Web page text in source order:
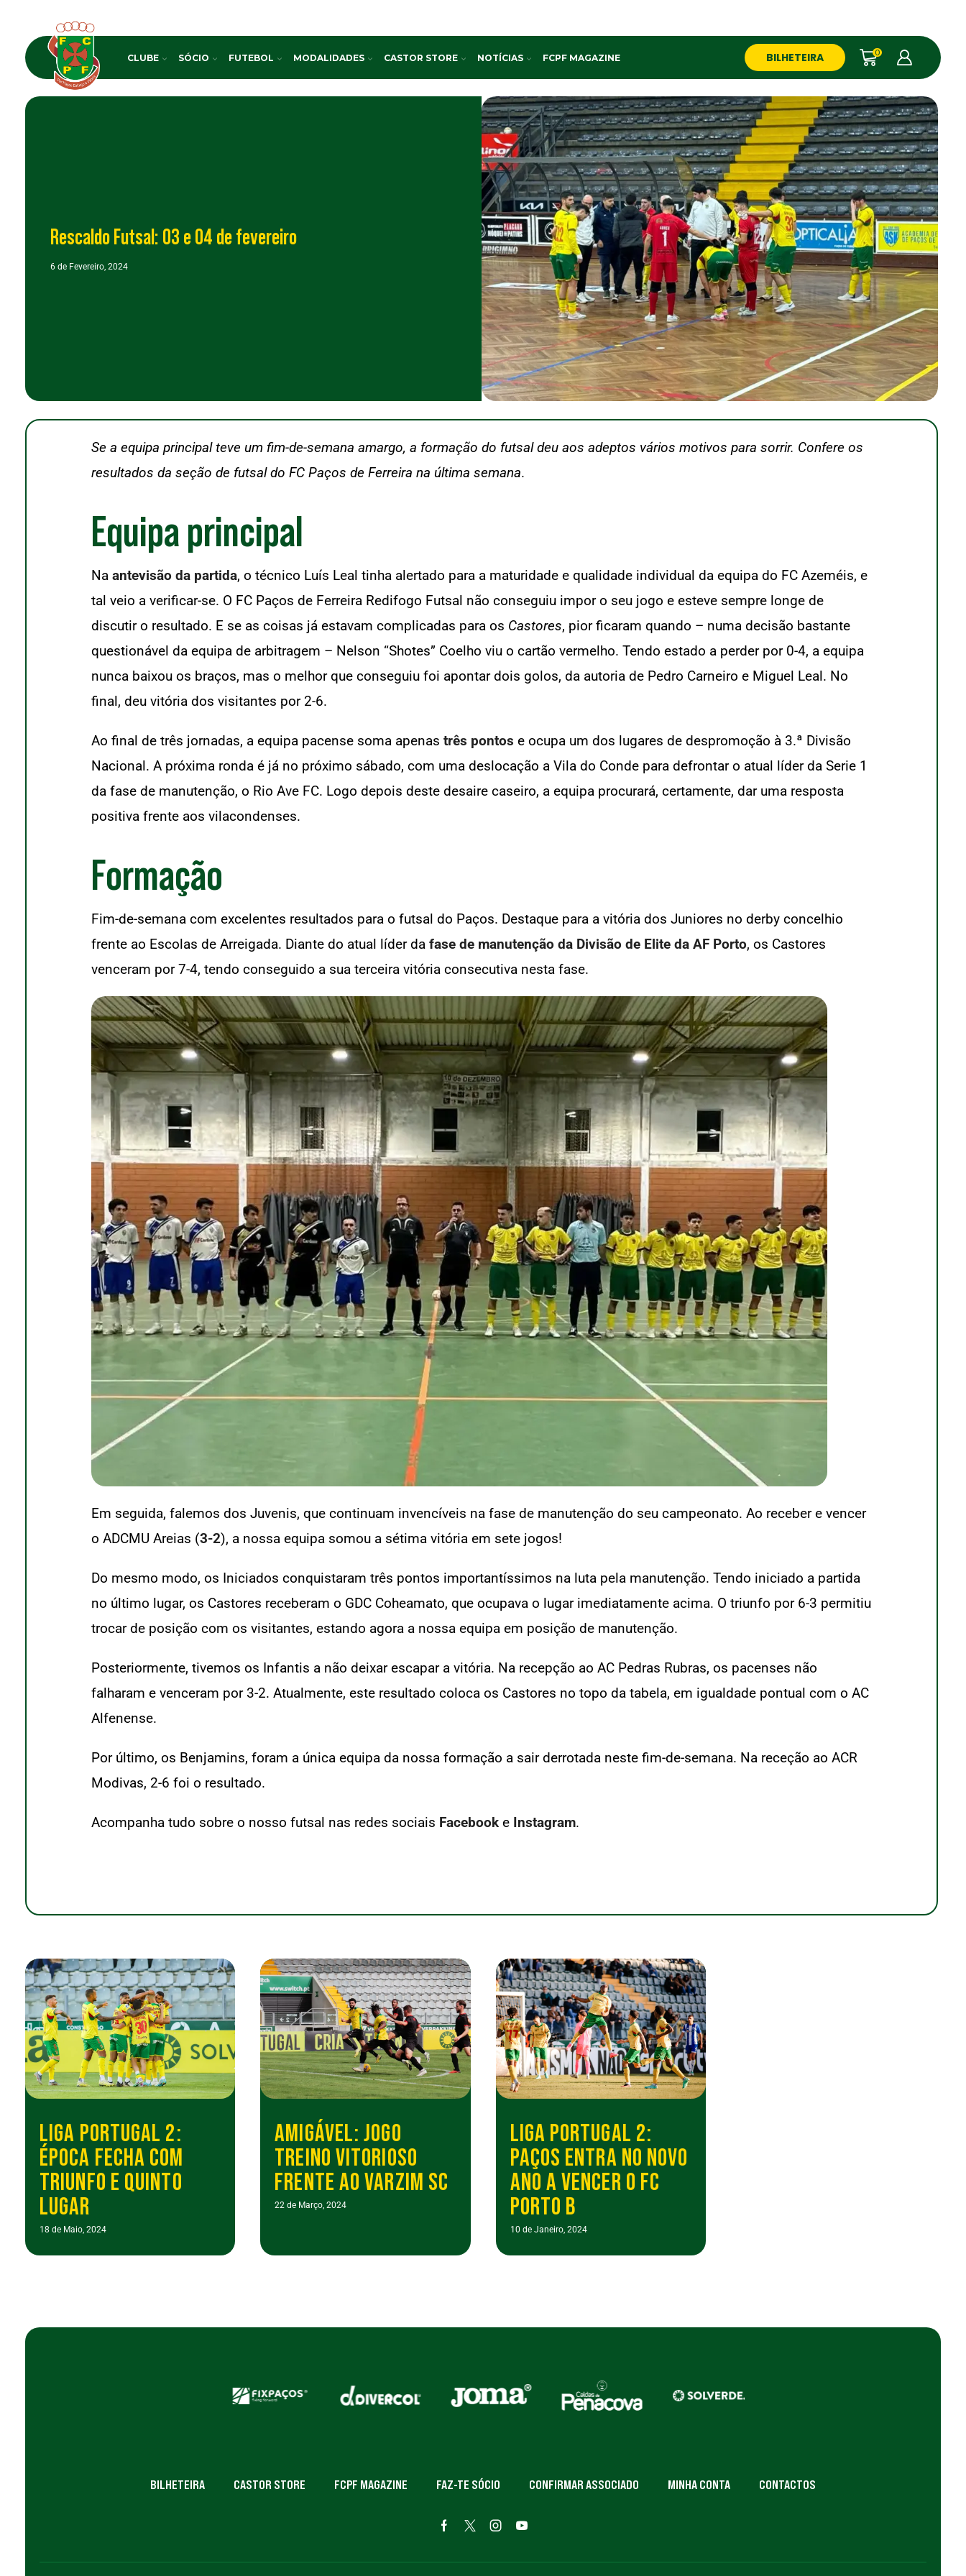
CLUBE SÓCIO FUTEBOL MODALIDADES CASTOR STORE NOTÍCIAS FCPF MAGAZINE BILHETEIRA 0
Rescaldo Futsal: 03 e 04 de fevereiro
6 de Fevereiro, 2024
Se a equipa principal teve um fim-de-semana amargo, a formação do futsal deu aos adeptos vários motivos para sorrir. Confere os
resultados da seção de futsal do FC Paços de Ferreira na última semana.
Equipa principal
Na antevisão da partida, o técnico Luís Leal tinha alertado para a maturidade e qualidade individual da equipa do FC Azeméis, e
tal veio a verificar-se. O FC Paços de Ferreira Redifogo Futsal não conseguiu impor o seu jogo e esteve sempre longe de
discutir o resultado. E se as coisas já estavam complicadas para os Castores, pior ficaram quando – numa decisão bastante
questionável da equipa de arbitragem – Nelson “Shotes” Coelho viu o cartão vermelho. Tendo estado a perder por 0-4, a equipa
nunca baixou os braços, mas o melhor que conseguiu foi apontar dois golos, da autoria de Pedro Carneiro e Miguel Leal. No
final, deu vitória dos visitantes por 2-6.
Ao final de três jornadas, a equipa pacense soma apenas três pontos e ocupa um dos lugares de despromoção à 3.ª Divisão
Nacional. A próxima ronda é já no próximo sábado, com uma deslocação a Vila do Conde para defrontar o atual líder da Serie 1
da fase de manutenção, o Rio Ave FC. Logo depois deste desaire caseiro, a equipa procurará, certamente, dar uma resposta
positiva frente aos vilacondenses.
Formação
Fim-de-semana com excelentes resultados para o futsal do Paços. Destaque para a vitória dos Juniores no derby concelhio
frente ao Escolas de Arreigada. Diante do atual líder da fase de manutenção da Divisão de Elite da AF Porto, os Castores
venceram por 7-4, tendo conseguido a sua terceira vitória consecutiva nesta fase.
Em seguida, falemos dos Juvenis, que continuam invencíveis na fase de manutenção do seu campeonato. Ao receber e vencer
o ADCMU Areias (3-2), a nossa equipa somou a sétima vitória em sete jogos!
Do mesmo modo, os Iniciados conquistaram três pontos importantíssimos na luta pela manutenção. Tendo iniciado a partida
no último lugar, os Castores receberam o GDC Coheamato, que ocupava o lugar imediatamente acima. O triunfo por 6-3 permitiu
trocar de posição com os visitantes, estando agora a nossa equipa em posição de manutenção.
Posteriormente, tivemos os Infantis a não deixar escapar a vitória. Na recepção ao AC Pedras Rubras, os pacenses não
falharam e venceram por 3-2. Atualmente, este resultado coloca os Castores no topo da tabela, em igualdade pontual com o AC
Alfenense.
Por último, os Benjamins, foram a única equipa da nossa formação a sair derrotada neste fim-de-semana. Na receção ao ACR
Modivas, 2-6 foi o resultado.
Acompanha tudo sobre o nosso futsal nas redes sociais Facebook e Instagram.
LIGA PORTUGAL 2:
ÉPOCA FECHA COM
TRIUNFO E QUINTO
LUGAR
18 de Maio, 2024
AMIGÁVEL: JOGO
TREINO VITORIOSO
FRENTE AO VARZIM SC
22 de Março, 2024
LIGA PORTUGAL 2:
PAÇOS ENTRA NO NOVO
ANO A VENCER O FC
PORTO B
10 de Janeiro, 2024
BILHETEIRA CASTOR STORE FCPF MAGAZINE FAZ-TE SÓCIO CONFIRMAR ASSOCIADO MINHA CONTA CONTACTOS